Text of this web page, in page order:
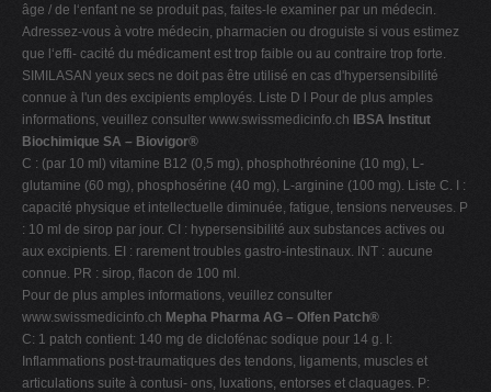
âge / de l‘enfant ne se produit pas, faites-le examiner par un médecin.
Adressez-vous à votre médecin, pharmacien ou droguiste si vous estimez
que l‘effi- cacité du médicament est trop faible ou au contraire trop forte.
SIMILASAN yeux secs ne doit pas être utilisé en cas d'hypersensibilité
connue à l'un des excipients employés. Liste D l Pour de plus amples
informations, veuillez consulter www.swissmedicinfo.ch IBSA Institut
Biochimique SA – Biovigor®
C : (par 10 ml) vitamine B12 (0,5 mg), phosphothréonine (10 mg), L-
glutamine (60 mg), phosphosérine (40 mg), L-arginine (100 mg). Liste C. I :
capacité physique et intellectuelle diminuée, fatigue, tensions nerveuses. P
: 10 ml de sirop par jour. CI : hypersensibilité aux substances actives ou
aux excipients. EI : rarement troubles gastro-intestinaux. INT : aucune
connue. PR : sirop, flacon de 100 ml.
Pour de plus amples informations, veuillez consulter
www.swissmedicinfo.ch Mepha Pharma AG – Olfen Patch®
C: 1 patch contient: 140 mg de diclofénac sodique pour 14 g. I:
Inflammations post-traumatiques des tendons, ligaments, muscles et
articulations suite à contusi- ons, luxations, entorses et claquages. P: